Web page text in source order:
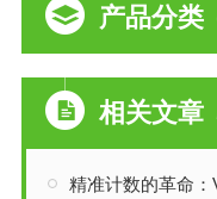
产品分类
相关文章
精准计数的革命：